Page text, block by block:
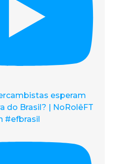
esperam
do Brasil? | NoRolêFT
#efbrasil